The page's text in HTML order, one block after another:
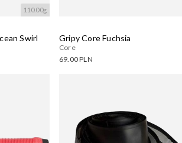
110.00g
Swirl Gripy Core Fuchsia
Core
69.00 PLN